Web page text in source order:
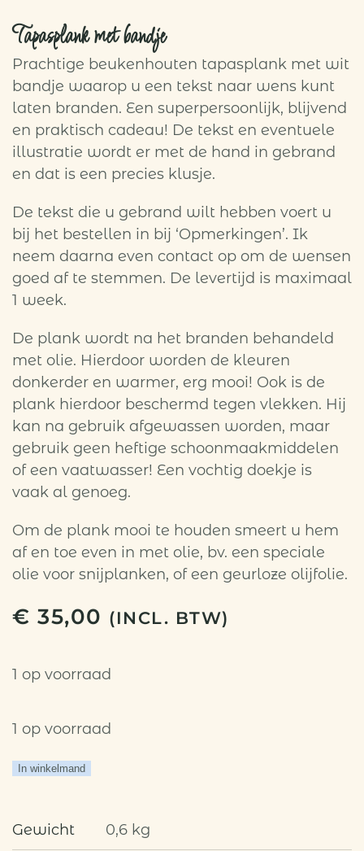
Tapasplank met bandje
Prachtige beukenhouten tapasplank met wit
bandje waarop u een tekst naar wens kunt
laten branden. Een superpersoonlijk, blijvend
en praktisch cadeau! De tekst en eventuele
illustratie wordt er met de hand in gebrand
en dat is een precies klusje.
De tekst die u gebrand wilt hebben voert u
bij het bestellen in bij ‘Opmerkingen’. Ik
neem daarna even contact op om de wensen
goed af te stemmen. De levertijd is maximaal
1 week.
De plank wordt na het branden behandeld
met olie. Hierdoor worden de kleuren
donkerder en warmer, erg mooi! Ook is de
plank hierdoor beschermd tegen vlekken. Hij
kan na gebruik afgewassen worden, maar
gebruik geen heftige schoonmaakmiddelen
of een vaatwasser! Een vochtig doekje is
vaak al genoeg.
Om de plank mooi te houden smeert u hem
af en toe even in met olie, bv. een speciale
olie voor snijplanken, of een geurloze olijfolie.
€ 35,00 (INCL. BTW)
1 op voorraad
1 op voorraad
Tapasplank
aantal
In winkelmand
Gewicht 0,6 kg